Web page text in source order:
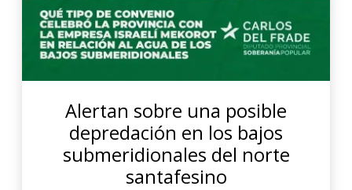
Alertan sobre una posible
depredación en los bajos
submeridionales del norte
santafesino